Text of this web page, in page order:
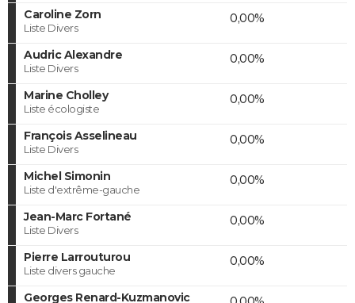
Caroline Zorn
Liste Divers
0,00%
Audric Alexandre
Liste Divers
0,00%
Marine Cholley
Liste écologiste
0,00%
François Asselineau
Liste Divers
0,00%
Michel Simonin
Liste d'extrême-gauche
0,00%
Jean-Marc Fortané
Liste Divers
0,00%
Pierre Larrouturou
Liste divers gauche
0,00%
Georges Renard-Kuzmanovic